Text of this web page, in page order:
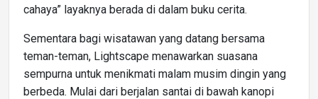
cahaya” layaknya berada di dalam buku cerita.
Sementara bagi wisatawan yang datang bersama
teman-teman, Lightscape menawarkan suasana
sempurna untuk menikmati malam musim dingin yang
berbeda. Mulai dari berjalan santai di bawah kanopi